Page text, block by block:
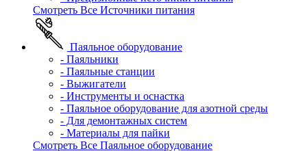
Смотреть Все Источники питания
Паяльное оборудование
- Паяльники
- Паяльные станции
- Выжигатели
- Инструменты и оснастка
- Паяльное оборудование для азотной среды
- Для демонтажных систем
- Материалы для пайки
Смотреть Все Паяльное оборудование